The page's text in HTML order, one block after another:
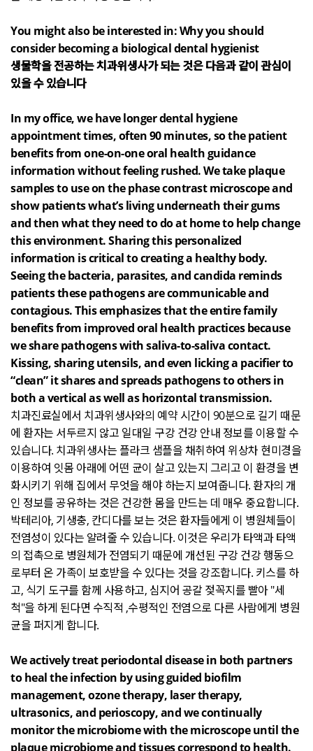
You might also be interested in: Why you should
consider becoming a biological dental hygienist
생물학을 전공하는 치과위생사가 되는 것은 다음과 같이 관심이
있을 수 있습니다
In my office, we have longer dental hygiene
appointment times, often 90 minutes, so the patient
benefits from one-on-one oral health guidance
information without feeling rushed. We take plaque
samples to use on the phase contrast microscope and
show patients what’s living underneath their gums
and then what they need to do at home to help change
this environment. Sharing this personalized
information is critical to creating a healthy body.
Seeing the bacteria, parasites, and candida reminds
patients these pathogens are communicable and
contagious. This emphasizes that the entire family
benefits from improved oral health practices because
we share pathogens with saliva-to-saliva contact.
Kissing, sharing utensils, and even licking a pacifier to
“clean” it shares and spreads pathogens to others in
both a vertical as well as horizontal transmission.
치과진료실에서 치과위생사와의 예약 시간이 90분으로 길기 때문
에 환자는 서두르지 않고 일대일 구강 건강 안내 정보를 이용할 수
있습니다. 치과위생사는 플라크 샘플을 채취하여 위상차 현미경을
이용하여 잇몸 아래에 어떤 균이 살고 있는지 그리고 이 환경을 변
화시키기 위해 집에서 무엇을 해야 하는지 보여줍니다. 환자의 개
인 정보를 공유하는 것은 건강한 몸을 만드는 데 매우 중요합니다.
박테리아, 기생충, 칸디다를 보는 것은 환자들에게 이 병원체들이
전염성이 있다는 얄려줄 수 있습니다. 이것은 우리가 타액과 타액
의 접촉으로 병원체가 전염되기 때문에 개선된 구강 건강 행동으
로부터 온 가족이 보호받을 수 있다는 것을 강조합니다. 키스를 하
고, 식기 도구를 함께 사용하고,심지어 공갈 젖꼭지를 빨아"세
척"을 하게 된다면 수직적 ,수평적인 전염으로 다른 사람에게 병원
균을 퍼지게 합니다.
We actively treat periodontal disease in both partners
to heal the infection by using guided biofilm
management, ozone therapy, laser therapy,
ultrasonics, and perioscopy, and we continually
monitor the microbiome with the microscope until the
plaque microbiome and tissues correspond to health.